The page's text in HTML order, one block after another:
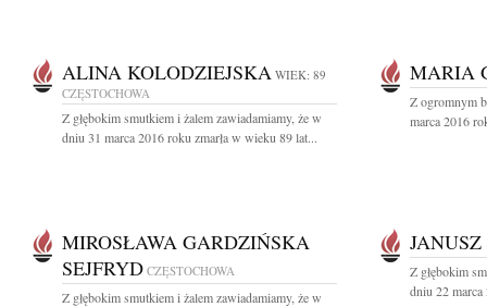
ALINA KOLODZIEJSKA WIEK: 89
CZĘSTOCHOWA
Z głębokim smutkiem i żalem zawiadamiamy, że w
dniu 31 marca 2016 roku zmarła w wieku 89 lat...
MARIA
Z ogromnym
marca 2016
MIROSŁAWA GARDZIŃSKA
SEJFRYD CZĘSTOCHOWA
Z głębokim smutkiem i żalem zawiadamiamy, że w
Z głębokim
dniu 22